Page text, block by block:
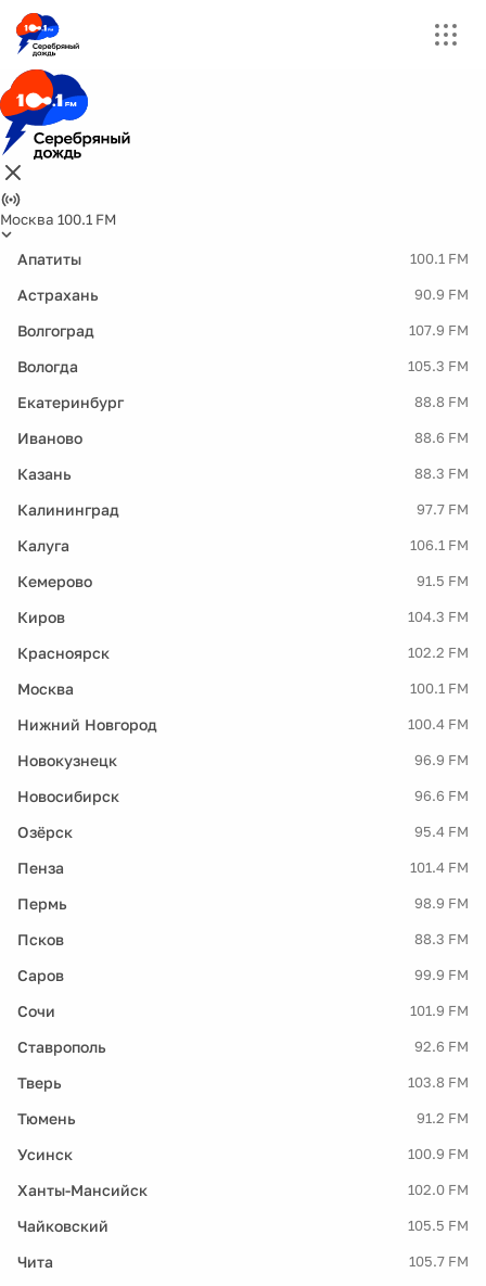
Москва 100.1 FM
Апатиты 100.1 FM
Астрахань 90.9 FM
Волгоград 107.9 FM
Вологда 105.3 FM
Екатеринбург 88.8 FM
Иваново 88.6 FM
Казань 88.3 FM
Калининград 97.7 FM
Калуга 106.1 FM
Кемерово 91.5 FM
Киров 104.3 FM
Красноярск 102.2 FM
Москва 100.1 FM
Нижний Новгород 100.4 FM
Новокузнецк 96.9 FM
Новосибирск 96.6 FM
Озёрск 95.4 FM
Пенза 101.4 FM
Пермь 98.9 FM
Псков 88.3 FM
Саров 99.9 FM
Сочи 101.9 FM
Ставрополь 92.6 FM
Тверь 103.8 FM
Тюмень 91.2 FM
Усинск 100.9 FM
Ханты-Мансийск 102.0 FM
Чайковский 105.5 FM
Чита 105.7 FM